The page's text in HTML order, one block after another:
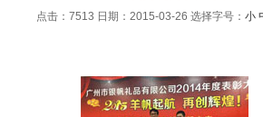
点击：7513 日期：2015-03-26 选择字号： 小